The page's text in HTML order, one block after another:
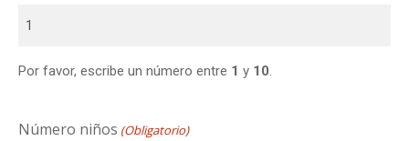
Por favor, escribe un número entre 1 y 10.
Número niños (Obligatorio)